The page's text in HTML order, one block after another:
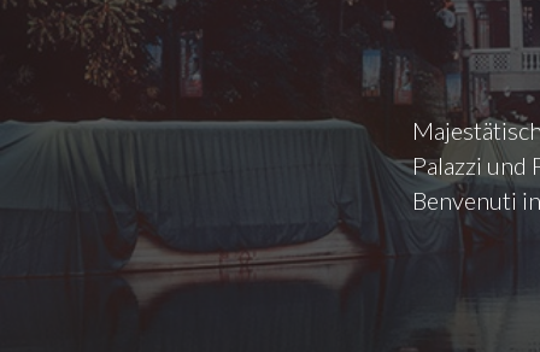
Palazzi und
Benvenuti